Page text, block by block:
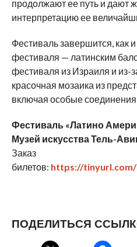
продолжают ее путь и дают
интерпретацию ее
Фестиваль завершится, как
фестиваля — латинским
фестиваля из Израиля и из-
красочная мозаика из
включая особые соединения
Фестиваль «Латино
Музей искусства Тель-
Заказ
билетов: https://tinyurl.com/
ПОДЕЛИТЬСЯ